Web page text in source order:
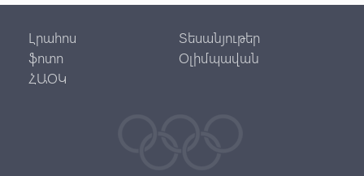
Լրահոս
Տեսանյութեր
ֆոտո
Օլիմպավան
ՀԱՕԿ